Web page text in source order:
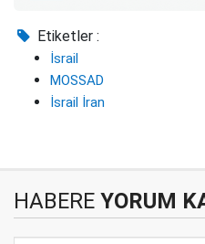
Etiketler :
İsrail
MOSSAD
İsrail İran
HABERE YORUM